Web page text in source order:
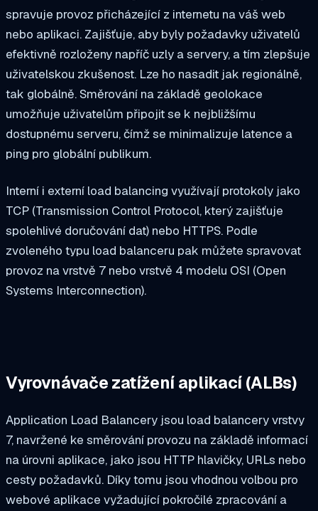
spravuje provoz přicházející z internetu na váš web
nebo aplikaci. Zajišťuje, aby byly požadavky uživatelů
efektivně rozloženy napříč uzly a servery, a tím zlepšuje
uživatelskou zkušenost. Lze ho nasadit jak regionálně,
tak globálně. Směrování na základě geolokace
umožňuje uživatelům připojit se k nejbližšímu
dostupnému serveru, čímž se minimalizuje latence a
ping pro globální publikum.
Interní i externí load balancing využívají protokoly jako
TCP (Transmission Control Protocol, který zajišťuje
spolehlivé doručování dat) nebo HTTPS. Podle
zvoleného typu load balanceru pak můžete spravovat
provoz na vrstvě 7 nebo vrstvě 4 modelu OSI (Open
Systems Interconnection).
Vyrovnávače zatížení aplikací (ALBs)
Application Load Balancery jsou load balancery vrstvy
7, navržené ke směrování provozu na základě informací
na úrovni aplikace, jako jsou HTTP hlavičky, URLs nebo
cesty požadavků. Díky tomu jsou vhodnou volbou pro
webové aplikace vyžadující pokročilé zpracování a